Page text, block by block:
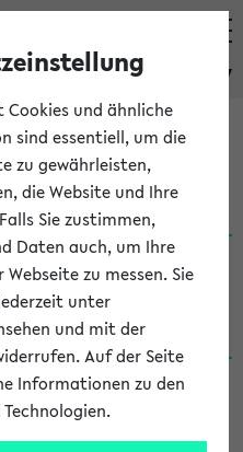
eKVV
wählen
Cookies und ähnliche
sind essentiell, um die
zu gewährleisten,
die Website und Ihre
Sie zustimmen,
Daten auch, um Ihre
zu messen. Sie
unter
und mit der
Auf der Seite
Informationen zu den